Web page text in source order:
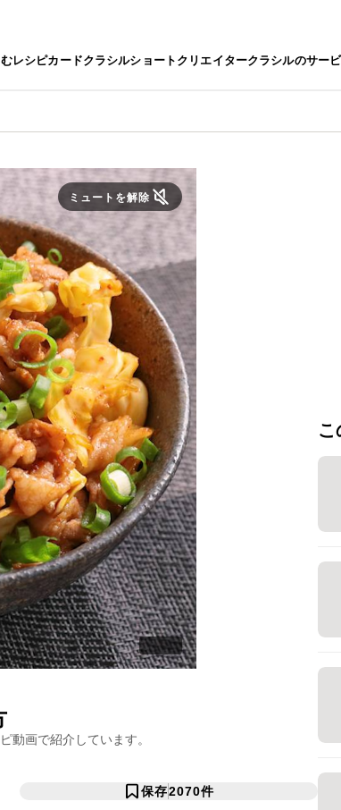
レシピカードクラシルショートクリエイタークラシルのサー
ミュートを解除
動画で紹介しています。
保存2070件